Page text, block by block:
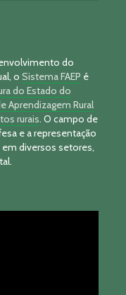
do
o Sistema FAEP é
do Estado do
Aprendizagem Rural
rurais . O campo de
e a representação
diversos setores,